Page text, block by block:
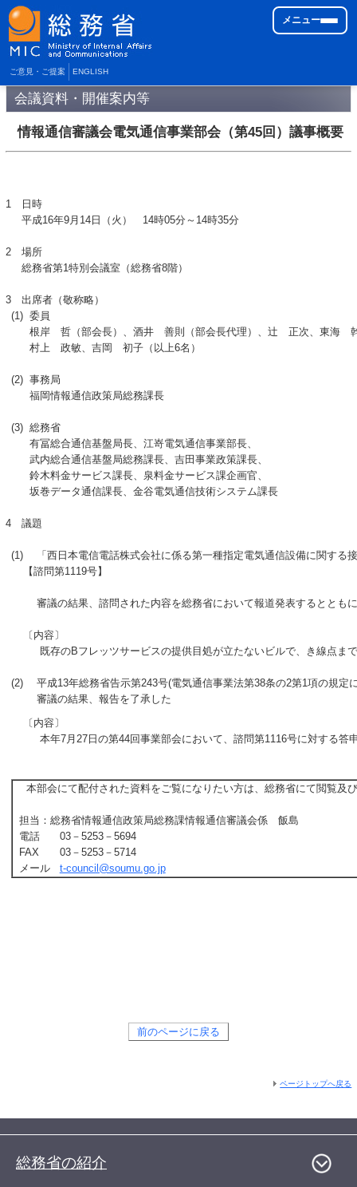
ご意見・ご提案 ENGLISH
メニュー
会議資料・開催案内等
情報通信審議会電気通信事業部会（第45回）議事概要
1日時
平成16年9月14日（火） 14時05分～14時35分
2場所
総務省第1特別会議室（総務省8階）
3出席者（敬称略）
(1) 委員
根岸 哲（部会長）、酒井 善則（部会長代理）、辻 正次、東海
村上 政敏、吉岡 初子（以上6名）
(2) 事務局
福岡情報通信政策局総務課長
(3) 総務省
有冨総合通信基盤局長、江嵜電気通信事業部長、
武内総合通信基盤局総務課長、吉田事業政策課長、
鈴木料金サービス課長、泉料金サービス課企画官、
坂巻データ通信課長、金谷電気通信技術システム課長
4議題
(1)「西日本電信電話株式会社に係る第一種指定電気通信設備に関する
【諮問第1119号】
審議の結果、諮問された内容を総務省において報道発表するととも
〔内容〕
既存のBフレッツサービスの提供目処が立たないビルで、き線点ま
(2)平成13年総務省告示第243号(電気通信事業法第38条の2第1項の規定
審議の結果、報告を了承した
〔内容〕
本年7月27日の第44回事業部会において、諮問第1116号に対する答
本部会にて配付された資料をご覧になりたい方は、総務省にて閲覧及
担当： 総務省情報通信政策局総務課情報通信審議会係 飯島
電話
03－5253－5694
FAX
03－5253－5714
メール
t-council@soumu.go.jp
前のページに戻る
ページトップへ戻る
総務省の紹介